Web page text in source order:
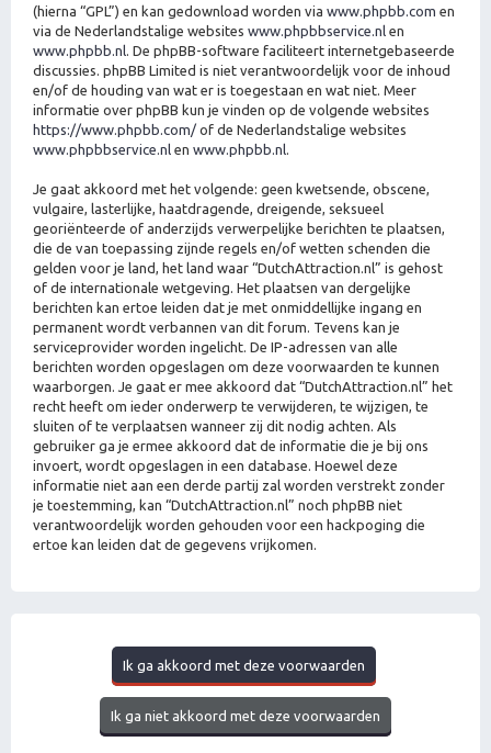
(hierna “GPL”) en kan gedownload worden via www.phpbb.com en
via de Nederlandstalige websites www.phpbbservice.nl en
www.phpbb.nl. De phpBB-software faciliteert internetgebaseerde
discussies. phpBB Limited is niet verantwoordelijk voor de inhoud
en/of de houding van wat er is toegestaan en wat niet. Meer
informatie over phpBB kun je vinden op de volgende websites
https://www.phpbb.com/ of de Nederlandstalige websites
www.phpbbservice.nl en www.phpbb.nl.
Je gaat akkoord met het volgende: geen kwetsende, obscene,
vulgaire, lasterlijke, haatdragende, dreigende, seksueel
georiënteerde of anderzijds verwerpelijke berichten te plaatsen,
die de van toepassing zijnde regels en/of wetten schenden die
gelden voor je land, het land waar “DutchAttraction.nl” is gehost
of de internationale wetgeving. Het plaatsen van dergelijke
berichten kan ertoe leiden dat je met onmiddellijke ingang en
permanent wordt verbannen van dit forum. Tevens kan je
serviceprovider worden ingelicht. De IP-adressen van alle
berichten worden opgeslagen om deze voorwaarden te kunnen
waarborgen. Je gaat er mee akkoord dat “DutchAttraction.nl” het
recht heeft om ieder onderwerp te verwijderen, te wijzigen, te
sluiten of te verplaatsen wanneer zij dit nodig achten. Als
gebruiker ga je ermee akkoord dat de informatie die je bij ons
invoert, wordt opgeslagen in een database. Hoewel deze
informatie niet aan een derde partij zal worden verstrekt zonder
je toestemming, kan “DutchAttraction.nl” noch phpBB niet
verantwoordelijk worden gehouden voor een hackpoging die
ertoe kan leiden dat de gegevens vrijkomen.